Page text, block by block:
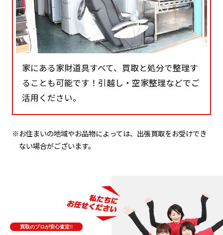
家にある家財道具すべて、買取と処分で整理す
ることも可能です！引越し・空家整理などでご
活用ください。
※お住まいの地域やお品物によっては、出張買取をお受けでき
ない場合がございます。
買取のプロが安心査定!!